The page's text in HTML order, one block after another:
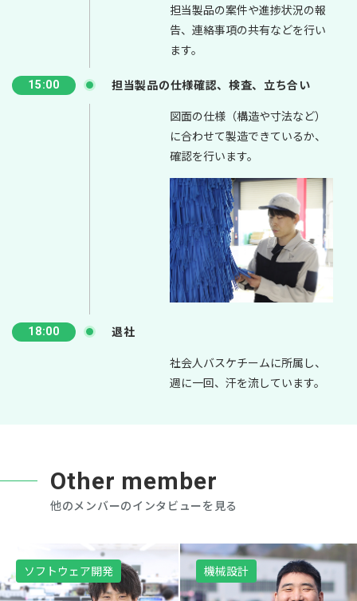
担当製品の案件や進捗状況の報
告、連絡事項の共有などを行い
ます。
15:00
担当製品の仕様確認、検査、立ち合い
図面の仕様（構造や寸法など）
に合わせて製造できているか、
確認を行います。
18:00
退社
社会人バスケチームに所属し、
週に一回、汗を流しています。
Other member
他のメンバーのインタビューを見る
ソフトウェア開発 機械設計